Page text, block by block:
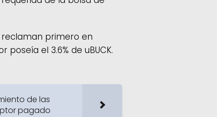
reclaman primero en
el 3.6% de uBUCK.
de las
pagado